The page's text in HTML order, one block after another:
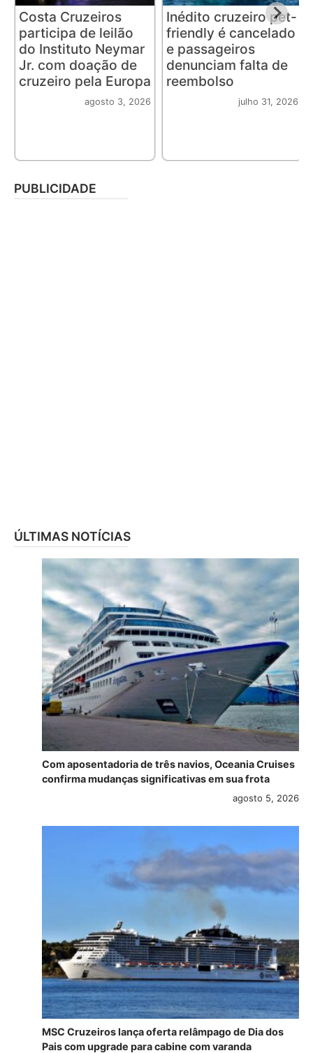
Costa Cruzeiros
participa de leilão
do Instituto Neymar
Jr. com doação de
cruzeiro pela Europa
agosto 3, 2026
Inédito cruzeiro pet-
friendly é cancelado
e passageiros
denunciam falta de
reembolso
julho 31, 2026
PUBLICIDADE
ÚLTIMAS NOTÍCIAS
Com aposentadoria de três navios, Oceania Cruises
confirma mudanças significativas em sua frota
agosto 5, 2026
MSC Cruzeiros lança oferta relâmpago de Dia dos
Pais com upgrade para cabine com varanda